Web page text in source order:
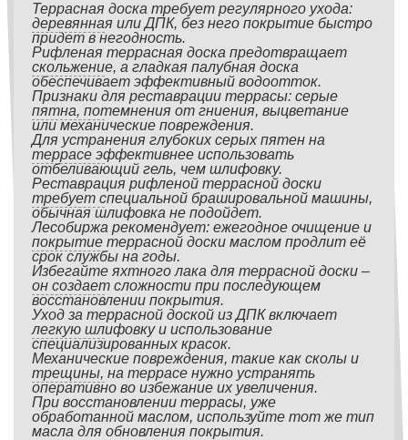
Террасная доска требует регулярного ухода:
деревянная или ДПК, без него покрытие быстро
придет в негодность.
Рифленая террасная доска предотвращает
скольжение, а гладкая палубная доска
обеспечивает эффективный водоотток.
Признаки для реставрации террасы: серые
пятна, потемнения от гниения, выцветание
или механические повреждения.
Для устранения глубоких серых пятен на
террасе эффективнее использовать
отбеливающий гель, чем шлифовку.
Реставрация рифленой террасной доски
требует специальной брашировальной машины,
обычная шлифовка не подойдет.
Лесобиржа рекомендует: ежегодное очищение и
покрытие террасной доски маслом продлит её
срок службы на годы.
Избегайте яхтного лака для террасной доски –
он создает сложности при последующем
восстановлении покрытия.
Уход за террасной доской из ДПК включает
легкую шлифовку и использование
специализированных красок.
Механические повреждения, такие как сколы и
трещины, на террасе нужно устранять
оперативно во избежание их увеличения.
При восстановлении террасы, уже
обработанной маслом, используйте тот же тип
масла для обновления покрытия.